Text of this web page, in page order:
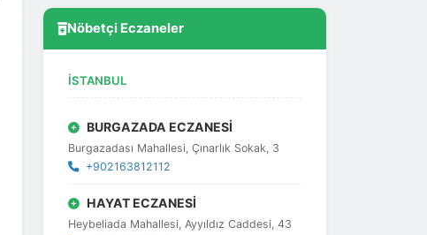
Nöbetçi Eczaneler
İSTANBUL
BURGAZADA ECZANESİ
Burgazadası Mahallesi, Çınarlık Sokak, 3
+902163812112
HAYAT ECZANESİ
Heybeliada Mahallesi, Ayyıldız Caddesi, 43